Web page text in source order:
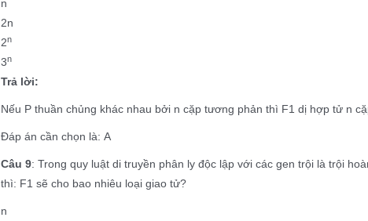
n
2n
2n
3n
Trả lời:
Nếu P thuần chủng khác nhau bởi n cặp tương phản thì F1 dị hợp tử n
Đáp án cần chọn là: A
Câu 9: Trong quy luật di truyền phân ly độc lập với các gen trội là trội
thì: F1 sẽ cho bao nhiêu loại giao tử?
n